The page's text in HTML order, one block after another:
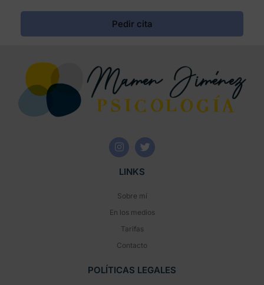
Pedir cita
LINKS
Sobre mí
En los medios
Tarifas
Contacto
POLÍTICAS LEGALES